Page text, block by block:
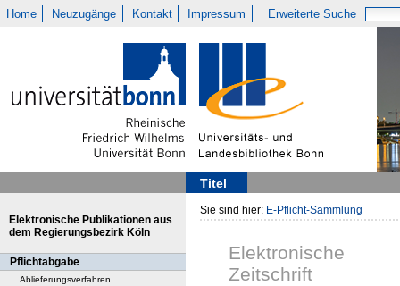
Home Neuzugänge Kontakt Impressum Erweiterte Suche
Titel
Elektronische Publikationen aus
dem Regierungsbezirk Köln
Pflichtabgabe
Ablieferungsverfahren
Sie sind hier: E-Pflicht-Sammlung
Elektronische
Zeitschrift